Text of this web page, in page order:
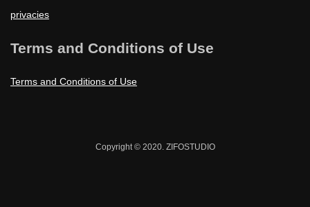
privacies
Terms and Conditions of Use
Terms and Conditions of Use
Copyright © 2020. ZIFOSTUDIO